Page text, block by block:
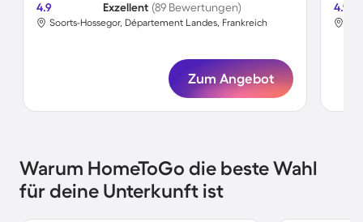
4.9 Exzellent (89 Bewertungen)
Soorts-Hossegor, Département Landes, Frankreich
Zum Angebot
4.9
Warum HomeToGo die beste Wahl
für deine Unterkunft ist